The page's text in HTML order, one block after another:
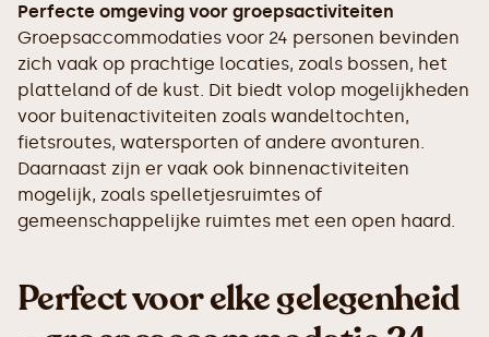
Perfecte omgeving voor groepsactiviteiten
Groepsaccommodaties voor 24 personen bevinden
zich vaak op prachtige locaties, zoals bossen, het
platteland of de kust. Dit biedt volop mogelijkheden
voor buitenactiviteiten zoals wandeltochten,
fietsroutes, watersporten of andere avonturen.
Daarnaast zijn er vaak ook binnenactiviteiten
mogelijk, zoals spelletjesruimtes of
gemeenschappelijke ruimtes met een open haard.
Perfect voor elke gelegenheid